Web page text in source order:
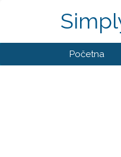
Početna